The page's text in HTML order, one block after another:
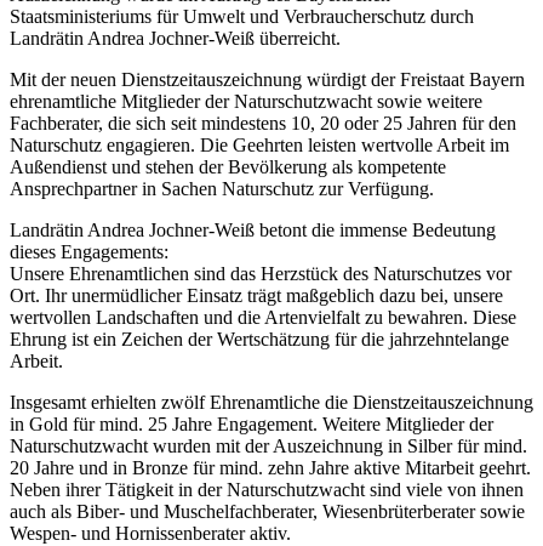
Staatsministeriums für Umwelt und Verbraucherschutz durch
Landrätin Andrea Jochner-Weiß überreicht.
Mit der neuen Dienstzeitauszeichnung würdigt der Freistaat Bayern
ehrenamtliche Mitglieder der Naturschutzwacht sowie weitere
Fachberater, die sich seit mindestens 10, 20 oder 25 Jahren für den
Naturschutz engagieren. Die Geehrten leisten wertvolle Arbeit im
Außendienst und stehen der Bevölkerung als kompetente
Ansprechpartner in Sachen Naturschutz zur Verfügung.
Landrätin Andrea Jochner-Weiß betont die immense Bedeutung
dieses Engagements:
Unsere Ehrenamtlichen sind das Herzstück des Naturschutzes vor
Ort. Ihr unermüdlicher Einsatz trägt maßgeblich dazu bei, unsere
wertvollen Landschaften und die Artenvielfalt zu bewahren. Diese
Ehrung ist ein Zeichen der Wertschätzung für die jahrzehntelange
Arbeit.
Insgesamt erhielten zwölf Ehrenamtliche die Dienstzeitauszeichnung
in Gold für mind. 25 Jahre Engagement. Weitere Mitglieder der
Naturschutzwacht wurden mit der Auszeichnung in Silber für mind.
20 Jahre und in Bronze für mind. zehn Jahre aktive Mitarbeit geehrt.
Neben ihrer Tätigkeit in der Naturschutzwacht sind viele von ihnen
auch als Biber- und Muschelfachberater, Wiesenbrüterberater sowie
Wespen- und Hornissenberater aktiv.